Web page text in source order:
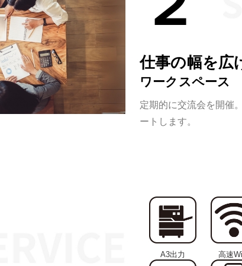
仕事の幅を広
ワークスペース
定期的に交流会を開催
ートします。
A3出力 高速